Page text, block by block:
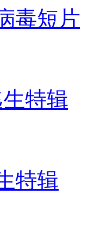
毒短片
特辑